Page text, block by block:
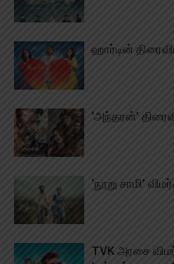
ஹார்டின்
‘அந்தரன்’
‘நூறு சாமி’
TVK அரசை